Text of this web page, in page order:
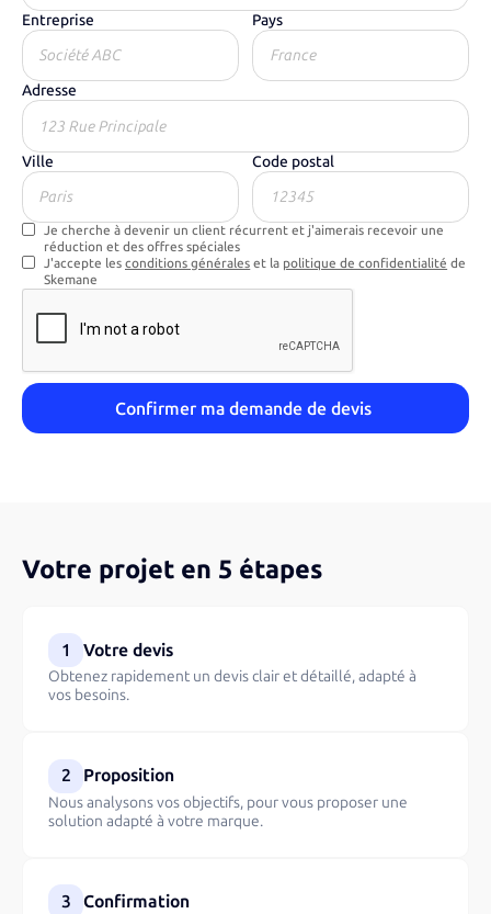
Entreprise Pays
Adresse
Ville Code postal
Je cherche à devenir un client récurrent et j'aimerais recevoir une
réduction et des offres spéciales
J'accepte lesconditions générales et la politique de confidentialité de
Skemane
Votre projet en 5 étapes
1 Votre devis
Obtenez rapidement un devis clair et détaillé, adapté à
vos besoins.
2 Proposition
Nous analysons vos objectifs, pour vous proposer une
solution adapté à votre marque.
3 Confirmation